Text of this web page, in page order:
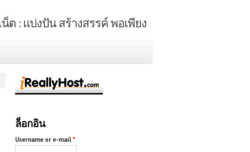
ต : แบ่งปัน สร้างสรรค์ พอเพียง
ล็อกอิน
Username or e-mail *